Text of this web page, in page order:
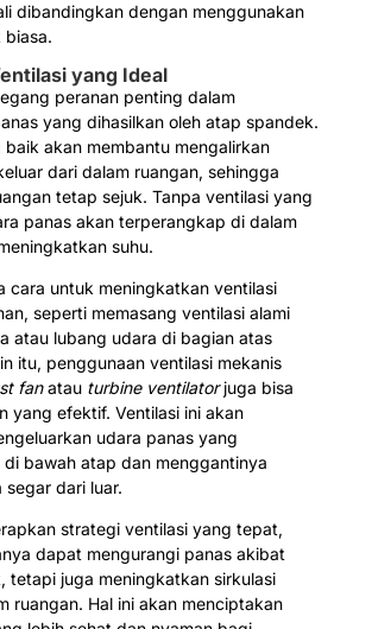
dibandingkan dengan menggunakan
yang Ideal
peranan penting dalam
yang dihasilkan oleh atap spandek.
baik akan membantu mengalirkan
dari dalam ruangan, sehingga
tetap sejuk. Tanpa ventilasi yang
panas akan terperangkap di dalam
suhu.
cara untuk meningkatkan ventilasi
seperti memasang ventilasi alami
atau lubang udara di bagian atas
itu, penggunaan ventilasi mekanis
fanatau turbine ventilatorjuga bisa
yang efektif. Ventilasi ini akan
udara panas yang
bawah atap dan menggantinya
dari luar.
strategi ventilasi yang tepat,
dapat mengurangi panas akibat
tetapi juga meningkatkan sirkulasi
ruangan. Hal ini akan menciptakan